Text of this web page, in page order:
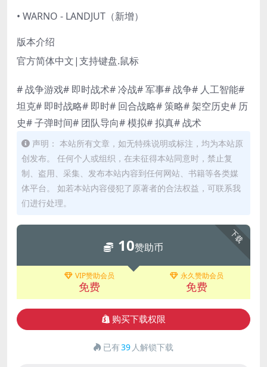
• WARNO - LANDJUT（新增）
版本介绍
官方简体中文|支持键盘.鼠标
# 战争游戏# 即时战术# 冷战# 军事# 战争# 人工智能#
坦克# 即时战略# 即时# 回合战略# 策略# 架空历史# 历
史# 子弹时间# 团队导向# 模拟# 拟真# 战术
声明： 本站所有文章，如无特殊说明或标注，均为本站原
创发布。 任何个人或组织，在未征得本站同意时，禁止复
制、盗用、采集、发布本站内容到任何网站、书籍等各类媒
体平台。 如若本站内容侵犯了原著者的合法权益，可联系我
们进行处理。
下载
10赞助币
VIP赞助会员
免费
永久赞助会员
免费
购买下载权限
已有39 人解锁下载